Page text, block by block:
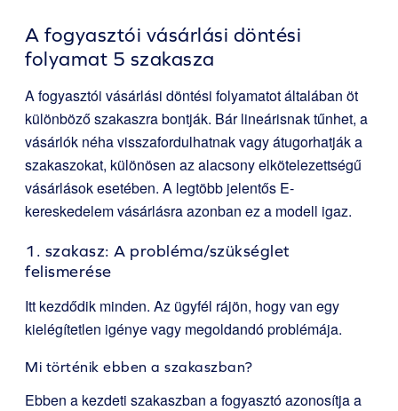
A fogyasztói vásárlási döntési
folyamat 5 szakasza
A fogyasztói vásárlási döntési folyamatot általában öt
különböző szakaszra bontják. Bár lineárisnak tűnhet, a
vásárlók néha visszafordulhatnak vagy átugorhatják a
szakaszokat, különösen az alacsony elkötelezettségű
vásárlások esetében. A legtöbb jelentős E-
kereskedelem vásárlásra azonban ez a modell igaz.
1. szakasz: A probléma/szükséglet
felismerése
Itt kezdődik minden. Az ügyfél rájön, hogy van egy
kielégítetlen igénye vagy megoldandó problémája.
Mi történik ebben a szakaszban?
Ebben a kezdeti szakaszban a fogyasztó azonosítja a